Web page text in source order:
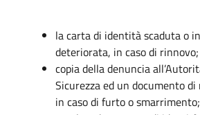
la carta di identità scaduta o
deteriorata, in caso di rinnovo;
copia della denuncia
Sicurezza ed un documento
in caso di furto o smarrimento;